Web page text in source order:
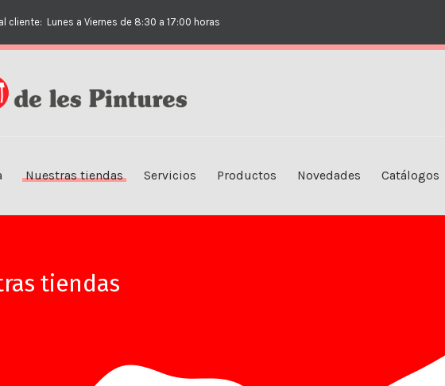
cliente: Lunes a Viernes de 8:30 a 17:00 horas
Nuestras tiendas Servicios Productos Novedades Catálogos
tiendas
EMPRESA
NUESTRAS TIENDAS
SERVICIOS
NOVEDADES